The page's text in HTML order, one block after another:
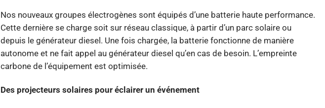
Nos nouveaux groupes électrogènes sont équipés d’une batterie haute performance.
Cette dernière se charge soit sur réseau classique, à partir d’un parc solaire ou
depuis le générateur diesel. Une fois chargée, la batterie fonctionne de manière
autonome et ne fait appel au générateur diesel qu’en cas de besoin. L’empreinte
carbone de l’équipement est optimisée.
Des projecteurs solaires pour éclairer un événement